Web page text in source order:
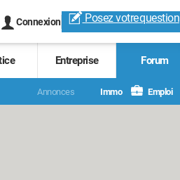
Connexion Posez votrequestion
Entreprise Forum
Annonces Immo Emploi